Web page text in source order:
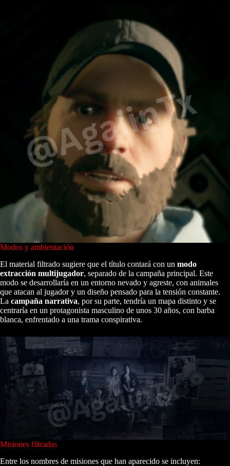
Modos y ambientación
El material filtrado sugiere que el título contará con un modo
extracción multijugador, separado de la campaña principal. Este
modo se desarrollaría en un entorno nevado y agreste, con animales
que atacan al jugador y un diseño pensado para la tensión constante.
La campaña narrativa, por su parte, tendría un mapa distinto y se
centraría en un protagonista masculino de unos 30 años, con barba
blanca, enfrentado a una trama conspirativa.
Misiones filtradas
Entre los nombres de misiones que han aparecido se incluyen: